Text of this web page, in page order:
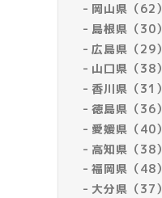
岡山県（62）
島根県（30）
広島県（29）
山口県（38）
香川県（31）
徳島県（36）
愛媛県（40）
高知県（38）
福岡県（48）
大分県（37）